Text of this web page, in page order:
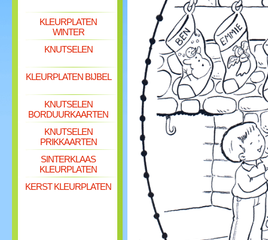
KLEURPLATEN
WINTER
KNUTSELEN
KLEURPLATEN BIJBEL
KNUTSELEN
BORDUURKAARTEN
KNUTSELEN
PRIKKAARTEN
SINTERKLAAS
KLEURPLATEN
KERST KLEURPLATEN